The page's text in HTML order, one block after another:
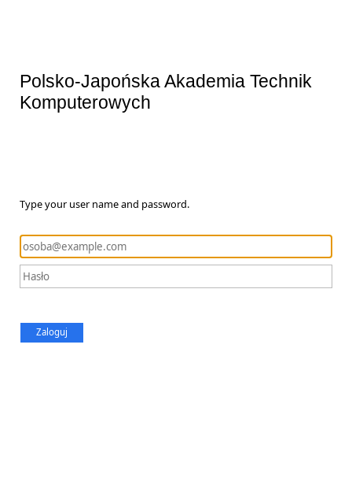
Polsko-Japońska Akademia Technik
Komputerowych
Type your user name and password.
Zaloguj